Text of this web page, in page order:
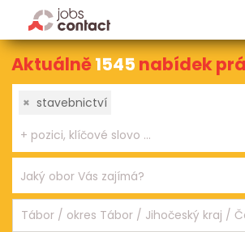
Aktuálně1545 nabídek
× stavebnictví